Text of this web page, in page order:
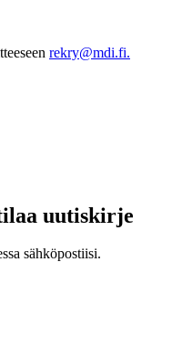
rekry@mdi.fi.
uutiskirje
sähköpostiisi.